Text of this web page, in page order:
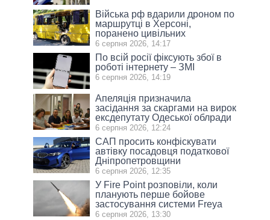
Війська рф вдарили дроном по
маршрутці в Херсоні,
поранено цивільних
6 серпня 2026, 14:17
По всій росії фіксують збої в
роботі інтернету – ЗМІ
6 серпня 2026, 14:19
Апеляція призначила
засідання за скаргами на вирок
ексдепутату Одеської облради
6 серпня 2026, 12:24
САП просить конфіскувати
автівку посадовця податкової
Дніпропетровщини
6 серпня 2026, 12:35
У Fire Point розповіли, коли
планують перше бойове
застосування системи Freya
6 серпня 2026, 13:30